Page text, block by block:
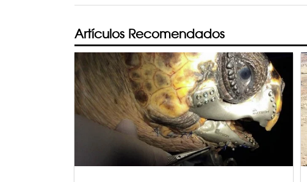
Artículos Recomendados